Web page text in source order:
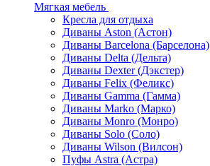
Мягкая мебель
Кресла для отдыха
Диваны Aston (Астон)
Диваны Barcelona (Барселона)
Диваны Delta (Дельта)
Диваны Dexter (Дэкстер)
Диваны Felix (Феликс)
Диваны Gamma (Гамма)
Диваны Marko (Марко)
Диваны Monro (Монро)
Диваны Solo (Соло)
Диваны Wilson (Вилсон)
Пуфы Astra (Астра)